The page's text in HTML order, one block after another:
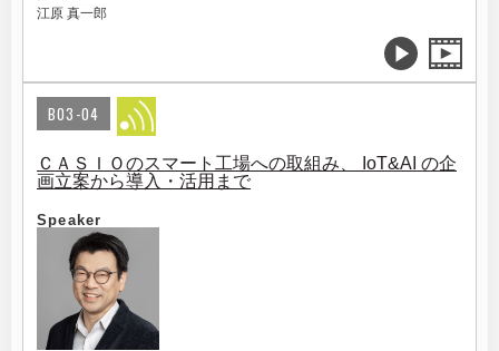
江原 真一郎
B03-04
ＣＡＳＩＯのスマート工場への取組み、 IoT&AI の企
画立案から導入・活用まで
Speaker